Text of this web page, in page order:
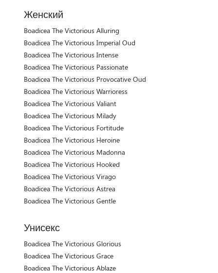
Женский
Boadicea The Victorious Alluring
Boadicea The Victorious Imperial Oud
Boadicea The Victorious Intense
Boadicea The Victorious Passionate
Boadicea The Victorious Provocative Oud
Boadicea The Victorious Warrioress
Boadicea The Victorious Valiant
Boadicea The Victorious Milady
Boadicea The Victorious Fortitude
Boadicea The Victorious Heroine
Boadicea The Victorious Madonna
Boadicea The Victorious Hooked
Boadicea The Victorious Virago
Boadicea The Victorious Astrea
Boadicea The Victorious Gentle
Унисекс
Boadicea The Victorious Glorious
Boadicea The Victorious Grace
Boadicea The Victorious Ablaze